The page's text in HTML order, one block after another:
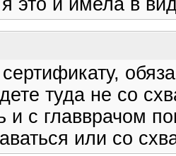
сертификату,
туда не со
и с главврачом
или со